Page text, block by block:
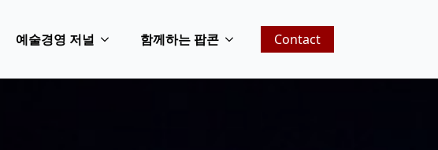
예술경영 저널 함께하는 팝콘 Contact